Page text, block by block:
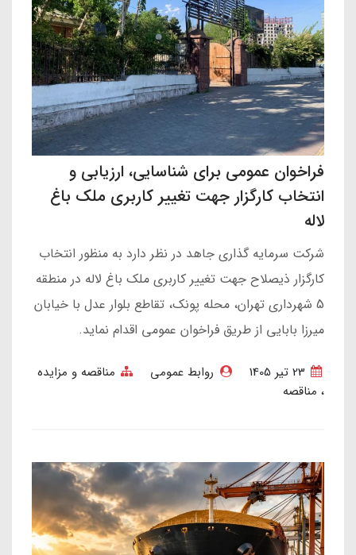
فراخوان عمومی برای شناسایی، ارزیابی و
انتخاب کارگزار جهت تغییر کاربری ملک باغ
لاله
شرکت سرمایه گذاری جاهد در نظر دارد به منظور انتخاب
کارگزار ذیصلاح جهت تغییر کاربری ملک باغ لاله در منطقه
5 شهرداری تهران، محله پونک، تقاطع بلوار عدل با خیابان
میرزا بابایی از طریق فراخوان عمومی اقدام نماید.
روابط عمومی
مناقصه و مزایده
مناقصه